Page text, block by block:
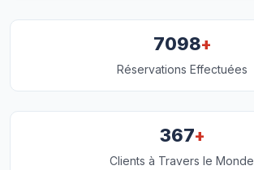
7098+
Réservations Effectuées
367+
Clients à Travers le Monde